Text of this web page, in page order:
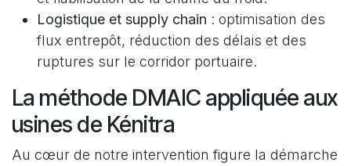
Logistique et supply chain : optimisation des
flux entrepôt, réduction des délais et des
ruptures sur le corridor portuaire.
La méthode DMAIC appliquée aux
usines de Kénitra
Au cœur de notre intervention figure la démarche